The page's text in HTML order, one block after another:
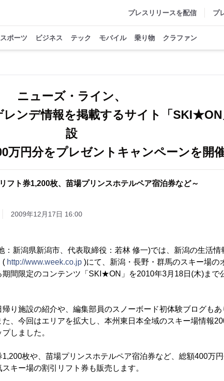
プレスリリースを配信 プ
スポーツ ビジネス テック モバイル 乗り物 クラファン
ニューズ・ライン、
レンデ情報を掲載するサイト「SKI★ON
設
万円分をプレゼントキャンペーンを開
フト券1,200枚、苗場プリンスホテルペア宿泊券など～
2009年12月17日 16:00
：新潟県新潟市、代表取締役：若林 修一)では、新潟の生活情
( http://www.week.co.jp )にて、新潟・長野・群馬のスキー場の
間限定のコンテンツ「SKI★ON」を2010年3月18日(木)まで
り施設の紹介や、編集部員のスノーボード初体験ブログもあ
、今回はエリアを拡大し、本州東日本全域のスキー場情報
しました。
枚や、苗場プリンスホテルペア宿泊券など、総額400万
キー場の割引リフト券も販売します。